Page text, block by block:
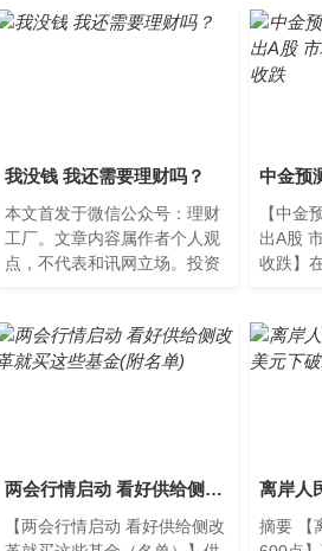
我没钱 我还需要理财吗？
本文首发于微信公众号：理财
工厂。文章内容属作者个人观
点，不代表和讯网立场。投资
活...
【中金
出A股
收跌】
势，最
两会行情启动 看好供给侧改革就买这些基金(附名单)
【两会行情启动 看好供给侧改
摘要 【